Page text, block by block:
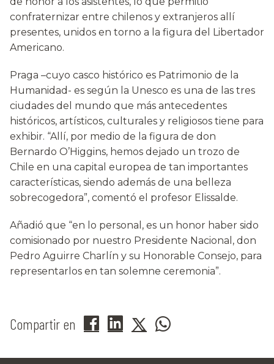
confraternizar entre chilenos y extranjeros allí
presentes, unidos en torno a la figura del Libertador
Americano.
Praga –cuyo casco histórico es Patrimonio de la
Humanidad- es según la Unesco es una de las tres
ciudades del mundo que más antecedentes
históricos, artísticos, culturales y religiosos tiene para
exhibir. “Allí, por medio de la figura de don
Bernardo O’Higgins, hemos dejado un trozo de
Chile en una capital europea de tan importantes
características, siendo además de una belleza
sobrecogedora”, comentó el profesor Elissalde.
Añadió que “en lo personal, es un honor haber sido
comisionado por nuestro Presidente Nacional, don
Pedro Aguirre Charlín y su Honorable Consejo, para
representarlos en tan solemne ceremonia”.
Compartir en